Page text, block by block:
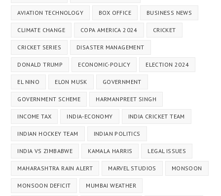
AVIATION TECHNOLOGY BOX OFFICE BUSINESS NEWS
CLIMATE CHANGE COPA AMERICA 2024 CRICKET
CRICKET SERIES DISASTER MANAGEMENT
DONALD TRUMP ECONOMIC-POLICY ELECTION 2024
EL NINO ELON MUSK GOVERNMENT
GOVERNMENT SCHEME HARMANPREET SINGH
INCOME TAX INDIA-ECONOMY INDIA CRICKET TEAM
INDIAN HOCKEY TEAM INDIAN POLITICS
INDIA VS ZIMBABWE KAMALA HARRIS LEGAL ISSUES
MAHARASHTRA RAIN ALERT MARVEL STUDIOS MONSOON
MONSOON DEFICIT MUMBAI WEATHER